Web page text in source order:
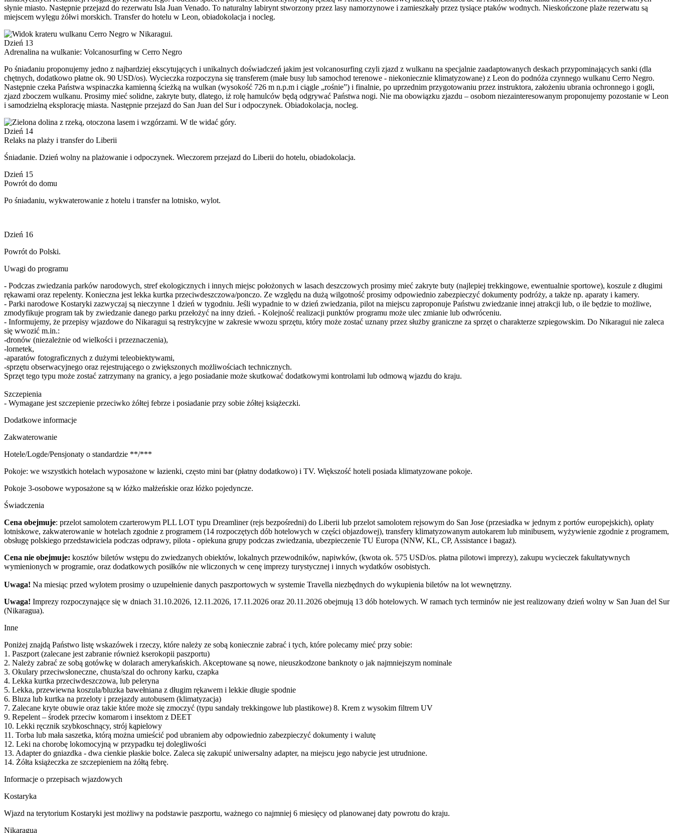
słynie miasto. Następnie przejazd do rezerwatu Isla Juan Venado. To naturalny labirynt stworzony przez lasy namorzynowe i zamieszkały przez tysiące ptaków wodnych. Nieskończone plaże rezerwatu są
miejscem wylęgu żółwi morskich. Transfer do hotelu w Leon, obiadokolacja i nocleg.
Dzień 13
Adrenalina na wulkanie: Volcanosurfing w Cerro Negro
Po śniadaniu proponujemy jedno z najbardziej ekscytujących i unikalnych doświadczeń jakim jest volcanosurfing czyli zjazd z wulkanu na specjalnie zaadaptowanych deskach przypominających sanki (dla
chętnych, dodatkowo płatne ok. 90 USD/os). Wycieczka rozpoczyna się transferem (małe busy lub samochod terenowe - niekoniecznie klimatyzowane) z Leon do podnóża czynnego wulkanu Cerro Negro.
Następnie czeka Państwa wspinaczka kamienną ścieżką na wulkan (wysokość 726 m n.p.m i ciągle „rośnie”) i finalnie, po uprzednim przygotowaniu przez instruktora, założeniu ubrania ochronnego i gogli,
zjazd zboczem wulkanu. Prosimy mieć solidne, zakryte buty, dlatego, iż rolę hamulców będą odgrywać Państwa nogi. Nie ma obowiązku zjazdu – osobom niezainteresowanym proponujemy pozostanie w Leon
i samodzielną eksplorację miasta. Następnie przejazd do San Juan del Sur i odpoczynek. Obiadokolacja, nocleg.
Dzień 14
Relaks na plaży i transfer do Liberii
Śniadanie. Dzień wolny na plażowanie i odpoczynek. Wieczorem przejazd do Liberii do hotelu, obiadokolacja.
Dzień 15
Powrót do domu
Po śniadaniu, wykwaterowanie z hotelu i transfer na lotnisko, wylot.
Dzień 16
Powrót do Polski.
Uwagi do programu
- Podczas zwiedzania parków narodowych, stref ekologicznych i innych miejsc położonych w lasach deszczowych prosimy mieć zakryte buty (najlepiej trekkingowe, ewentualnie sportowe), koszule z długimi
rękawami oraz repelenty. Konieczna jest lekka kurtka przeciwdeszczowa/ponczo. Ze względu na dużą wilgotność prosimy odpowiednio zabezpieczyć dokumenty podróży, a także np. aparaty i kamery.
- Parki narodowe Kostaryki zazwyczaj są nieczynne 1 dzień w tygodniu. Jeśli wypadnie to w dzień zwiedzania, pilot na miejscu zaproponuje Państwu zwiedzanie innej atrakcji lub, o ile będzie to możliwe,
zmodyfikuje program tak by zwiedzanie danego parku przełożyć na inny dzień. - Kolejność realizacji punktów programu może ulec zmianie lub odwróceniu.
- Informujemy, że przepisy wjazdowe do Nikaragui są restrykcyjne w zakresie wwozu sprzętu, który może zostać uznany przez służby graniczne za sprzęt o charakterze szpiegowskim. Do Nikaragui nie zaleca
się wwozić m.in.:
-dronów (niezależnie od wielkości i przeznaczenia),
-lornetek,
-aparatów fotograficznych z dużymi teleobiektywami,
-sprzętu obserwacyjnego oraz rejestrującego o zwiększonych możliwościach technicznych.
Sprzęt tego typu może zostać zatrzymany na granicy, a jego posiadanie może skutkować dodatkowymi kontrolami lub odmową wjazdu do kraju.
Szczepienia
- Wymagane jest szczepienie przeciwko żółtej febrze i posiadanie przy sobie żółtej książeczki.
Dodatkowe informacje
Zakwaterowanie
Hotele/Logde/Pensjonaty o standardzie **/***
Pokoje: we wszystkich hotelach wyposażone w łazienki, często mini bar (płatny dodatkowo) i TV. Większość hoteli posiada klimatyzowane pokoje.
Pokoje 3-osobowe wyposażone są w łóżko małżeńskie oraz łóżko pojedyncze.
Świadczenia
Cena obejmuje: przelot samolotem czarterowym PLL LOT typu Dreamliner (rejs bezpośredni) do Liberii lub przelot samolotem rejsowym do San Jose (przesiadka w jednym z portów europejskich), opłaty
lotniskowe, zakwaterowanie w hotelach zgodnie z programem (14 rozpoczętych dób hotelowych w części objazdowej), transfery klimatyzowanym autokarem lub minibusem, wyżywienie zgodnie z programem,
obsługę polskiego przedstawiciela podczas odprawy, pilota - opiekuna grupy podczas zwiedzania, ubezpieczenie TU Europa (NNW, KL, CP, Assistance i bagaż).
Cena nie obejmuje: kosztów biletów wstępu do zwiedzanych obiektów, lokalnych przewodników, napiwków, (kwota ok. 575 USD/os. płatna pilotowi imprezy), zakupu wycieczek fakultatywnych
wymienionych w programie, oraz dodatkowych posiłków nie wliczonych w cenę imprezy turystycznej i innych wydatków osobistych.
Uwaga! Na miesiąc przed wylotem prosimy o uzupełnienie danych paszportowych w systemie Travella niezbędnych do wykupienia biletów na lot wewnętrzny.
Uwaga! Imprezy rozpoczynające się w dniach 31.10.2026, 12.11.2026, 17.11.2026 oraz 20.11.2026 obejmują 13 dób hotelowych. W ramach tych terminów nie jest realizowany dzień wolny w San Juan del Sur
(Nikaragua).
Inne
Poniżej znajdą Państwo listę wskazówek i rzeczy, które należy ze sobą koniecznie zabrać i tych, które polecamy mieć przy sobie:
1. Paszport (zalecane jest zabranie również kserokopii paszportu)
2. Należy zabrać ze sobą gotówkę w dolarach amerykańskich. Akceptowane są nowe, nieuszkodzone banknoty o jak najmniejszym nominale
3. Okulary przeciwsłoneczne, chusta/szal do ochrony karku, czapka
4. Lekka kurtka przeciwdeszczowa, lub peleryna
5. Lekka, przewiewna koszula/bluzka bawełniana z długim rękawem i lekkie długie spodnie
6. Bluza lub kurtka na przeloty i przejazdy autobusem (klimatyzacja)
7. Zalecane kryte obuwie oraz takie które może się zmoczyć (typu sandały trekkingowe lub plastikowe) 8. Krem z wysokim filtrem UV
9. Repelent – środek przeciw komarom i insektom z DEET
10. Lekki ręcznik szybkoschnący, strój kąpielowy
11. Torba lub mała saszetka, którą można umieścić pod ubraniem aby odpowiednio zabezpieczyć dokumenty i walutę
12. Leki na chorobę lokomocyjną w przypadku tej dolegliwości
13. Adapter do gniazdka - dwa cienkie płaskie bolce. Zaleca się zakupić uniwersalny adapter, na miejscu jego nabycie jest utrudnione.
14. Żółta książeczka ze szczepieniem na żółtą febrę.
Informacje o przepisach wjazdowych
Kostaryka
Wjazd na terytorium Kostaryki jest możliwy na podstawie paszportu, ważnego co najmniej 6 miesięcy od planowanej daty powrotu do kraju.
Nikaragua